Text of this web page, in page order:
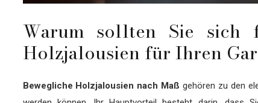
Warum sollten Sie sich
Holzjalousien für Ihren
Bewegliche Holzjalousien nach Maß gehören zu den